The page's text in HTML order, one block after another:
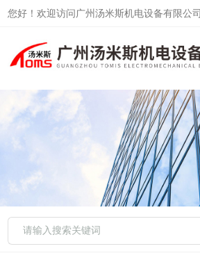
您好！欢迎访问广州汤米斯机电设备有限公